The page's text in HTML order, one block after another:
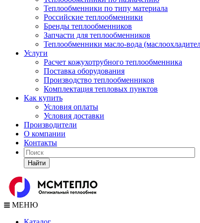
Теплообменники по типу материала
Российские теплообменники
Бренды теплообменников
Запчасти для теплообменников
Теплообменники масло-вода
Услуги
Расчет кожухотрубного теплообменника
Поставка оборудования
Производство теплообменников
Комплектация тепловых пунктов
Как купить
Условия оплаты
Условия доставки
Производители
О компании
Контакты
Найти
МЕНЮ